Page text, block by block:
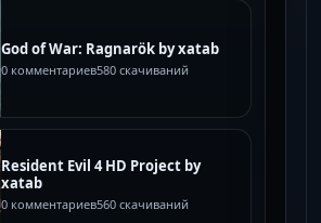
God of War: Ragnarök by xatab
0 комментариев580 скачиваний
Resident Evil 4 HD Project by
xatab
0 комментариев560 скачиваний